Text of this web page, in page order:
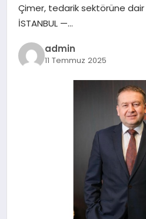
Çimer, tedarik sektörüne dair
İSTANBUL —…
admin
11 Temmuz 2025